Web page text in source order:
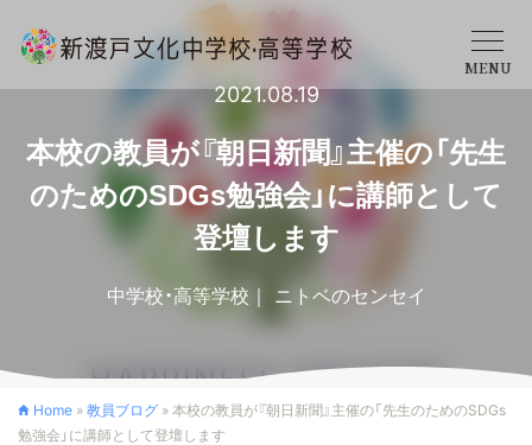
学校概要
高等学校
入学案内
MENU
2021.08.19
本校の教員が『朝日新聞』主催の「先生
のためのSDGs勉強会」に講師として
登壇します
中学校・高等学校 ニトベのセンセイ
Home » 教員ブログ » 本校の教員が『朝日新聞』主催の「先生のためのSDGs
勉強会」に講師として登壇します